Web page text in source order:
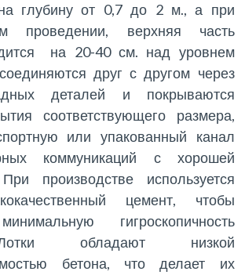
глубину от 0,7 до 2 м., а при
проведении, верхняя часть
на 20-40 см. над уровнем
друг с другом через
деталей и покрываются
соответствующего размера,
или упакованный канал
коммуникаций с хорошей
производстве используется
цемент, чтобы
гигроскопичность
обладают низкой
бетона, что делает их